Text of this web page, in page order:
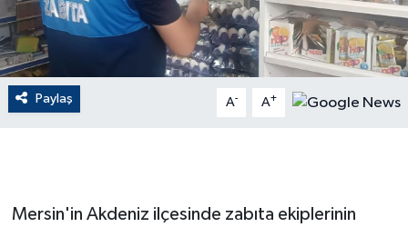
Paylaş A- A+
Mersin'in Akdeniz ilçesinde zabıta ekiplerinin
English News
Finans
GENEL